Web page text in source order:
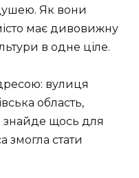
Як вони
має дивовижну
в одне ціле.
вулиця
область,
знайде щось для
змогла стати